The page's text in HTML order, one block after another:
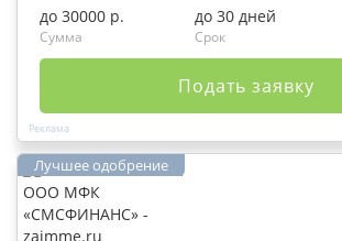
до 30000 р.
Сумма
до 30 дней
Срок
Подать заявку